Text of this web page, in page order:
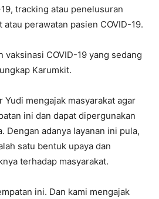
tracking atau penelusuran
perawatan pasien COVID-19.
vaksinasi COVID-19 yang sedang
Karumkit.
Yudi mengajak masyarakat agar
ini dan dapat dipergunakan
Dengan adanya layanan ini pula,
satu bentuk upaya dan
terhadap masyarakat.
ini. Dan kami mengajak